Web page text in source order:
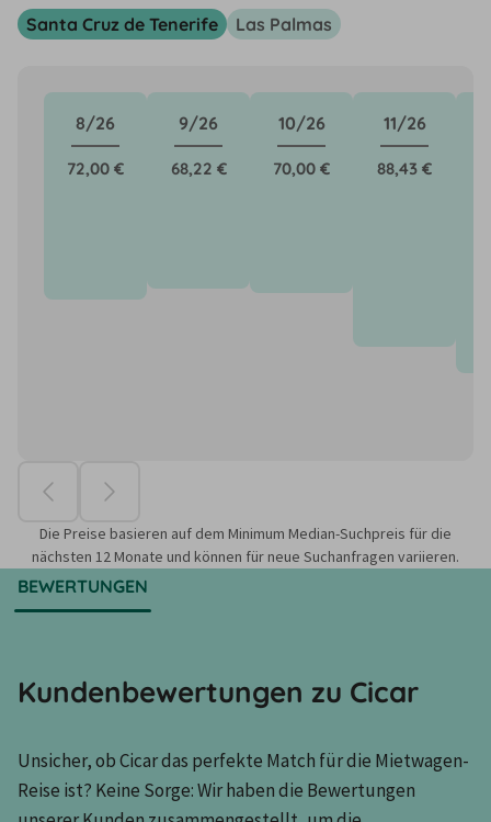
Santa Cruz de Tenerife Las Palmas
8/26
72,00 €
9/26
68,22 €
10/26
70,00 €
11/26
88,43 €
Die Preise basieren auf dem Minimum Median-Suchpreis für die
nächsten 12 Monate und können für neue Suchanfragen variieren.
BEWERTUNGEN
Kundenbewertungen zu Cicar
Unsicher, ob Cicar das perfekte Match für die Mietwagen-
Reise ist? Keine Sorge: Wir haben die Bewertungen